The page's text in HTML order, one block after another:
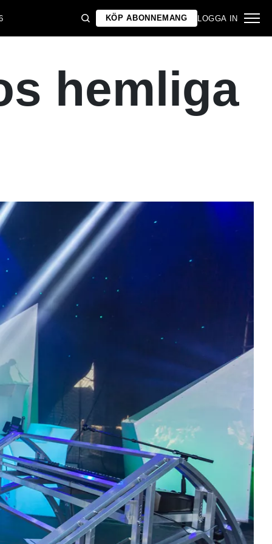
KÖP ABONNEMANG LOGGA IN
hemliga